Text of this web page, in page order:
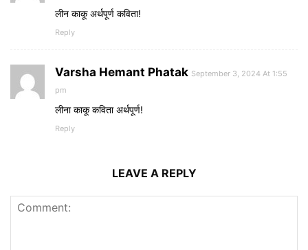
लीन काकू अर्थपूर्ण कविता!
Reply
Varsha Hemant Phatak September 3, 2024 At 1:55
pm
लीना काकू कविता अर्थपूर्ण!
Reply
LEAVE A REPLY